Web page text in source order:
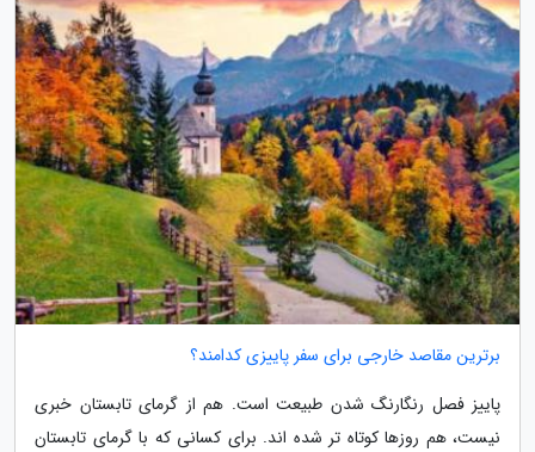
برترین مقاصد خارجی برای سفر پاییزی کدامند؟
پاییز فصل رنگارنگ شدن طبیعت است. هم از گرمای تابستان خبری
نیست، هم روزها کوتاه تر شده اند. برای کسانی که با گرمای تابستان